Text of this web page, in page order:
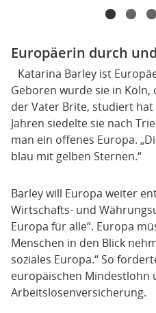
Europäerin durch
Katarina Barley ist
Geboren wurde sie in
der Vater Brite, studiert hat
Jahren siedelte sie nach
man ein offenes Europa.
blau mit gelben Sternen.“
Barley will Europa weiter
Wirtschafts- und
Europa für alle“. Europa
Menschen in den Blick
soziales Europa.“ So
europäischen Mindestlohn
Arbeitslosenversicherung.